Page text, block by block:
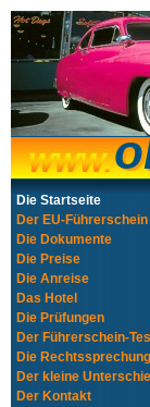
Die Startseite
Der EU-Führerschein
Die Dokumente
Die Preise
Die Anreise
Das Hotel
Die Prüfungen
Der Führerschein-
Die Rechtssprechung
Der kleine
Der Kontakt